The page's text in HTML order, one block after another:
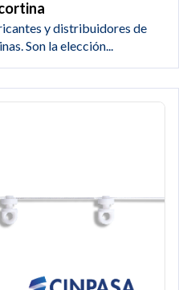
y distribuidores de
Son la elección...